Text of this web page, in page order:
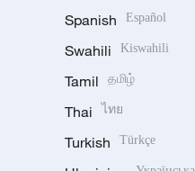
Spanish Español
Swahili Kiswahili
Tamil தமிழ்
Thai ไทย
Turkish Türkçe